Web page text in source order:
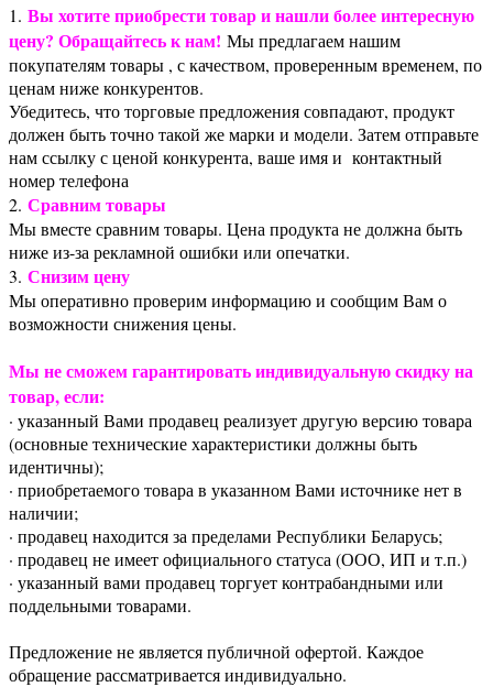
1. Вы хотите приобрести товар и нашли более интересную
цену? Обращайтесь к нам! Мы предлагаем нашим
покупателям товары , с качеством, проверенным временем, по
ценам ниже конкурентов.
Убедитесь, что торговые предложения совпадают, продукт
должен быть точно такой же марки и модели. Затем отправьте
нам ссылку с ценой конкурента, ваше имя и контактный
номер телефона
2. Сравним товары
Мы вместе сравним товары. Цена продукта не должна быть
ниже из-за рекламной ошибки или опечатки.
3. Снизим цену
Мы оперативно проверим информацию и сообщим Вам о
возможности снижения цены.
Мы не сможем гарантировать индивидуальную скидку на
товар, если:
· указанный Вами продавец реализует другую версию товара
(основные технические характеристики должны быть
идентичны);
· приобретаемого товара в указанном Вами источнике нет в
наличии;
· продавец находится за пределами Республики Беларусь;
· продавец не имеет официального статуса (ООО, ИП и т.п.)
· указанный вами продавец торгует контрабандными или
поддельными товарами.
Предложение не является публичной офертой. Каждое
обращение рассматривается индивидуально.